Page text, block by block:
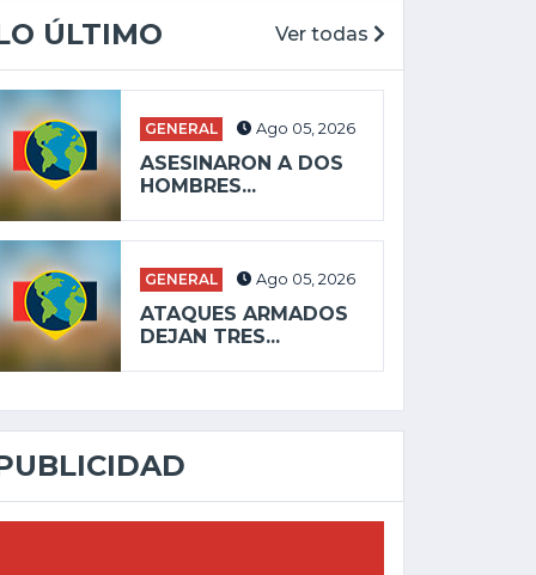
ÚLTIMO Ver todas
GENERAL Ago 05, 2026
ASESINARON A DOS
HOMBRES...
GENERAL Ago 05, 2026
ATAQUES ARMADOS
DEJAN TRES...